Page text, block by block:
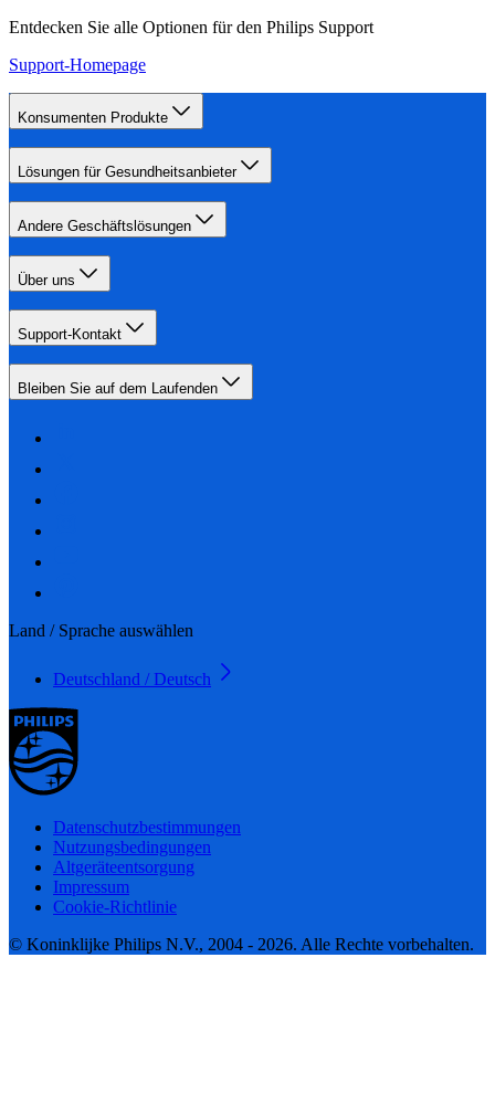
Entdecken Sie alle Optionen für den Philips Support
Support-Homepage
Konsumenten Produkte
Lösungen für Gesundheitsanbieter
Andere Geschäftslösungen
Über uns
Support-Kontakt
Bleiben Sie auf dem Laufenden
Land / Sprache auswählen
Deutschland / Deutsch
Datenschutzbestimmungen
Nutzungsbedingungen
Altgeräteentsorgung
Impressum
Cookie-Richtlinie
© Koninklijke Philips N.V., 2004 - 2026. Alle Rechte vorbehalten.